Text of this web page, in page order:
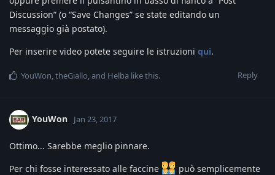
Discussion” (o “Save Changes” se state editando un
messaggio già postato).
Per inserire video potete seguire le istruzioni qui.
Reply
YouWon,theGiallo, and Helba like this.
YouWon Jan 23, 2017
Ottimo... Sarebbe meglio pinnare.
Per chi fosse interessato alle faccine
può semplicemente